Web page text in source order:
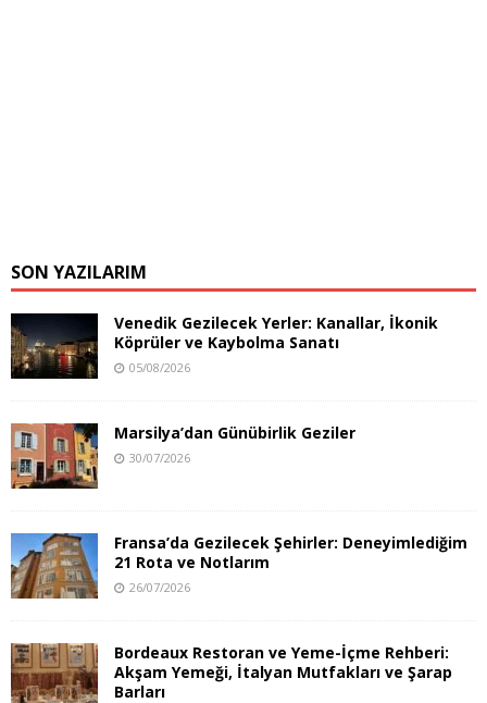
SON YAZILARIM
Venedik Gezilecek Yerler: Kanallar, İkonik
Köprüler ve Kaybolma Sanatı
05/08/2026
Marsilya’dan Günübirlik Geziler
30/07/2026
Fransa’da Gezilecek Şehirler: Deneyimlediğim
21 Rota ve Notlarım
26/07/2026
Bordeaux Restoran ve Yeme-İçme Rehberi:
Akşam Yemeği, İtalyan Mutfakları ve Şarap
Barları